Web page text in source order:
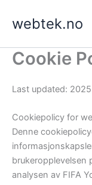
webtek.no
Cookie
Last updated:
Cookiepolicy for
Denne
brukeropplevelsen
analysen av FIFA